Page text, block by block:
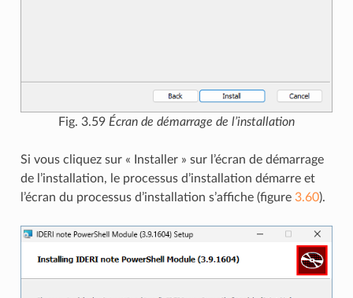
Fig. 3.59 Écran de démarrage de l’installation
Si vous cliquez sur « Installer » sur l’écran de démarrage
de l’installation, le processus d’installation démarre et
l’écran du processus d’installation s’affiche (figure 3.60).